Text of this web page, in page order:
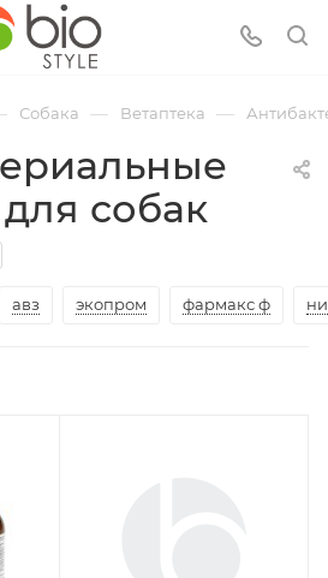
Собака — Ветаптека —
собак
авз экопром фармакс ф